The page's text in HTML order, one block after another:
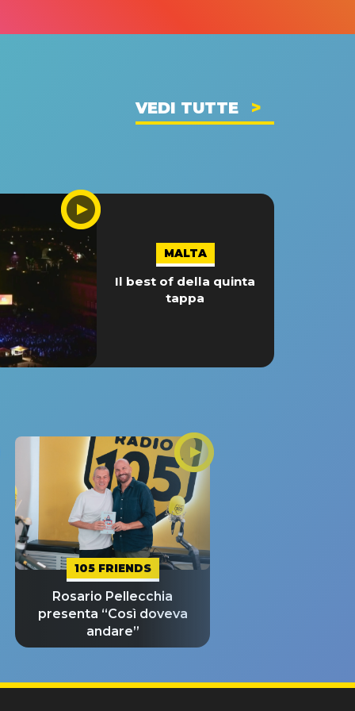
VEDI TUTTE
MALTA
Il best of della quinta
tappa
105 FRIENDS
Rosario Pellecchia
presenta “Così doveva
andare”